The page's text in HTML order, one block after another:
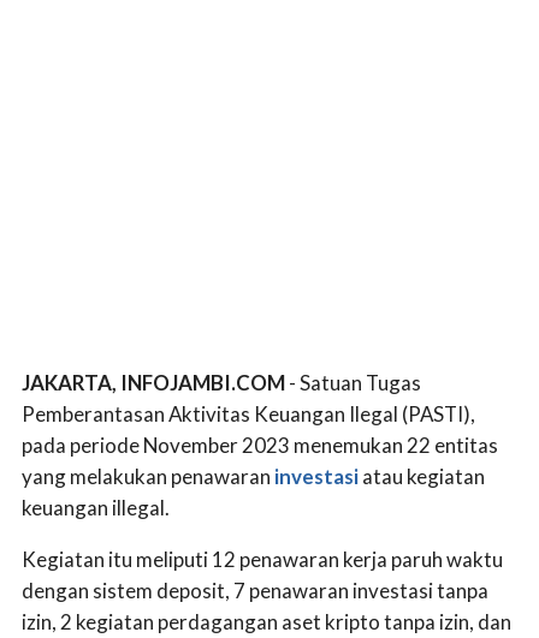
JAKARTA, INFOJAMBI.COM- Satuan Tugas
Pemberantasan Aktivitas Keuangan Ilegal (PASTI),
pada periode November 2023 menemukan 22 entitas
yang melakukan penawaran investasiatau kegiatan
keuangan illegal.
Kegiatan itu meliputi 12 penawaran kerja paruh waktu
dengan sistem deposit, 7 penawaran investasi tanpa
izin, 2 kegiatan perdagangan aset kripto tanpa izin, dan